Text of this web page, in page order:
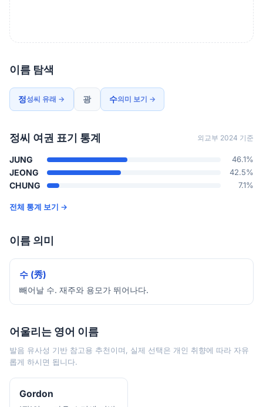
이름 탐색
정성씨 유래 → 광 수의미 보기 →
정씨 여권 표기 통계 외교부 2024 기준
JUNG 46.1%
JEONG 42.5%
CHUNG 7.1%
전체 통계 보기 →
이름 의미
수 (秀)
빼어날 수. 재주와 용모가 뛰어나다.
어울리는 영어 이름
발음 유사성 기반 참고용 추천이며, 실제 선택은 개인 취향에 따라 자유
롭게 하시면 됩니다.
Gordon